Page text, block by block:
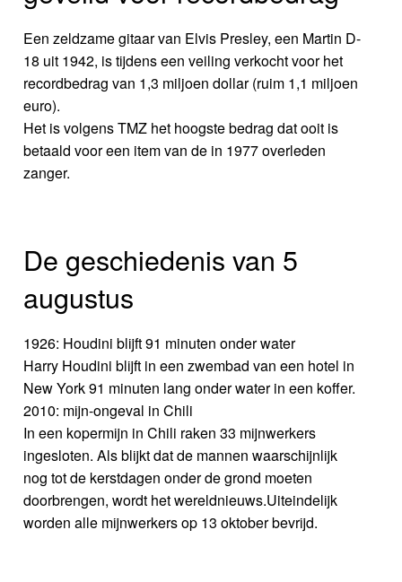
Een zeldzame gitaar van Elvis Presley, een Martin D-
18 uit 1942, is tijdens een veiling verkocht voor het
recordbedrag van 1,3 miljoen dollar (ruim 1,1 miljoen
euro).
Het is volgens TMZ het hoogste bedrag dat ooit is
betaald voor een item van de in 1977 overleden
zanger.
De geschiedenis van 5
augustus
1926: Houdini blijft 91 minuten onder water
Harry Houdini blijft in een zwembad van een hotel in
New York 91 minuten lang onder water in een koffer.
2010: mijn-ongeval in Chili
In een kopermijn in Chili raken 33 mijnwerkers
ingesloten. Als blijkt dat de mannen waarschijnlijk
nog tot de kerstdagen onder de grond moeten
doorbrengen, wordt het wereldnieuws.Uiteindelijk
worden alle mijnwerkers op 13 oktober bevrijd.